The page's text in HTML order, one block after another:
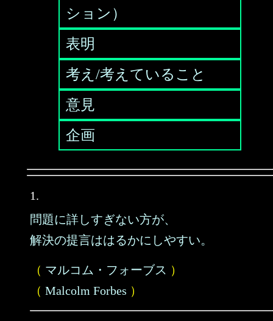
ション）
表明
考え/考えていること
意見
企画
1.
問題に詳しすぎない方が、
解決の提言ははるかにしやすい。
（ マルコム・フォーブス ）
（ Malcolm Forbes ）